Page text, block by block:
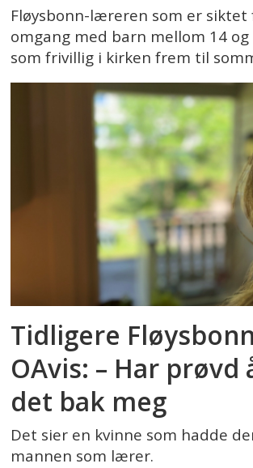
Fløysbonn-læreren som er siktet
omgang med barn mellom 14
som frivillig i kirken frem til
Tidligere
OAvis: – Har prøvd
det bak meg
Det sier en kvinne som hadde
mannen som lærer.